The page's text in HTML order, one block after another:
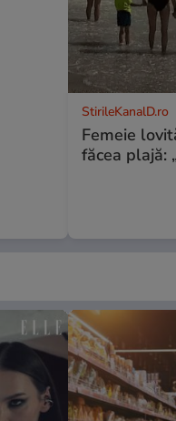
StirileKanalD.ro
Femeie
făcea plajă: